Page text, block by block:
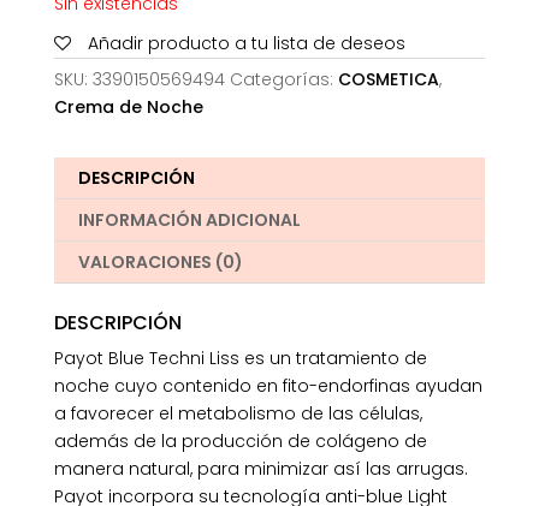
Añadir producto a tu lista de deseos
SKU: 3390150569494 Categorías: COSMETICA,
Crema de Noche
DESCRIPCIÓN
INFORMACIÓN ADICIONAL
VALORACIONES (0)
DESCRIPCIÓN
Payot Blue Techni Liss es un tratamiento de
noche cuyo contenido en fito-endorfinas ayudan
a favorecer el metabolismo de las células,
además de la producción de colágeno de
manera natural, para minimizar así las arrugas.
Payot incorpora su tecnología anti-blue Light